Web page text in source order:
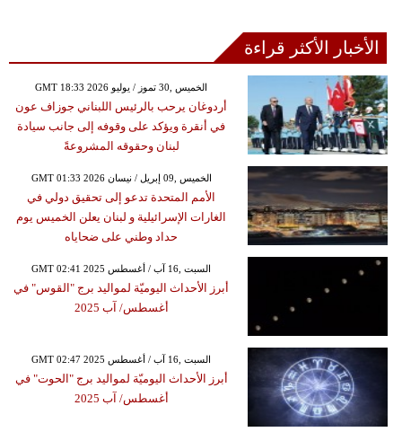
الأخبار الأكثر قراءة
GMT 18:33 2026 الخميس ,30 تموز / يوليو
أردوغان يرحب بالرئيس اللبناني جوزاف عون
في أنقرة ويؤكد على وقوفه إلى جانب سيادة
لبنان وحقوقه المشروعةً
GMT 01:33 2026 الخميس ,09 إبريل / نيسان
الأمم المتحدة تدعو إلى تحقيق دولي في
الغارات الإسرائيلية و لبنان يعلن الخميس يوم
حداد وطني على ضحاياه
GMT 02:41 2025 السبت ,16 آب / أغسطس
أبرز الأحداث اليوميّة لمواليد برج "القوس" في
أغسطس/ آب 2025
GMT 02:47 2025 السبت ,16 آب / أغسطس
أبرز الأحداث اليوميّة لمواليد برج "الحوت" في
أغسطس/ آب 2025